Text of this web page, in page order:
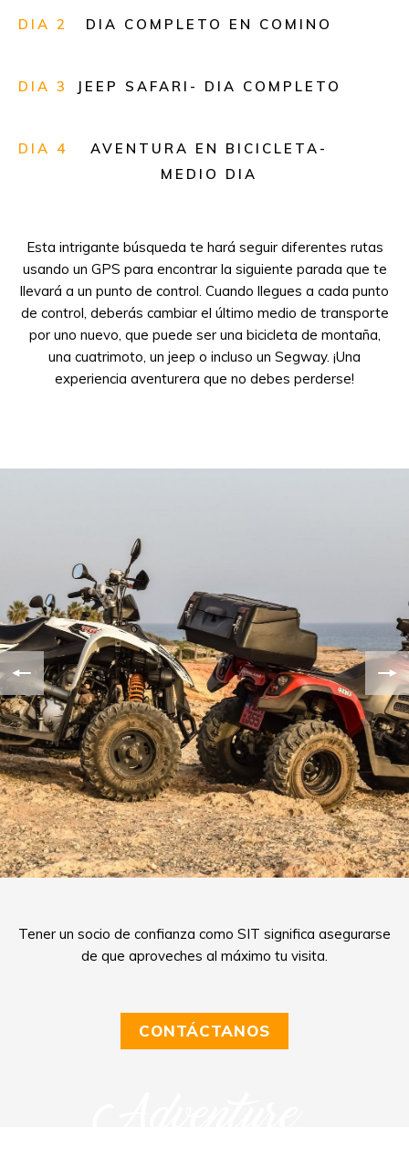
DIA 2 DIA COMPLETO EN COMINO
DIA 3 JEEP SAFARI- DIA COMPLETO
DIA 4
AVENTURA EN BICICLETA-
MEDIO DIA
Esta intrigante búsqueda te hará seguir diferentes rutas
usando un GPS para encontrar la siguiente parada que te
llevará a un punto de control. Cuando llegues a cada punto
de control, deberás cambiar el último medio de transporte
por uno nuevo, que puede ser una bicicleta de montaña,
una cuatrimoto, un jeep o incluso un Segway. ¡Una
experiencia aventurera que no debes perderse!
Tener un socio de confianza como SIT significa asegurarse
de que aproveches al máximo tu visita.
CONTÁCTANOS